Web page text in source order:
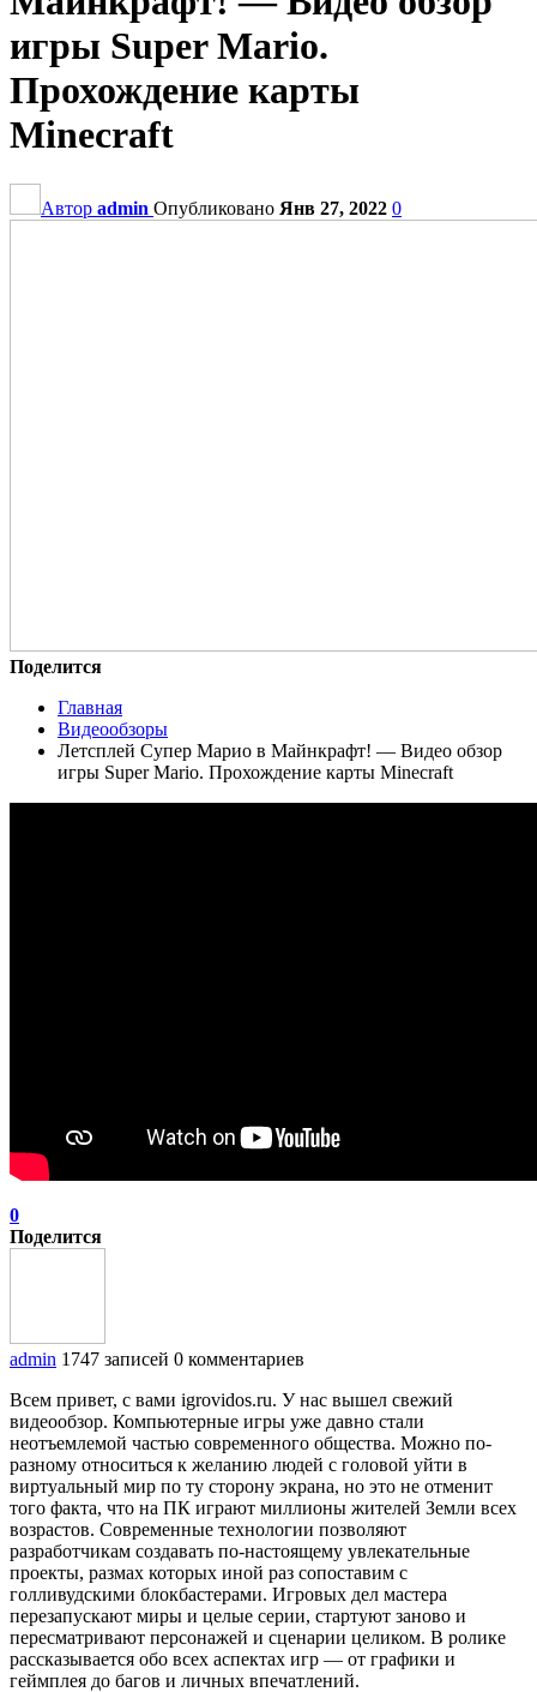
игры Super Mario.
Прохождение карты
Minecraft
Автор admin Опубликовано Янв 27, 2022 0
Поделится
Главная
Видеообзоры
Летсплей Супер Марио в Майнкрафт! — Видео обзор
игры Super Mario. Прохождение карты Minecraft
0
Поделится
admin 1747 записей 0 комментариев
Всем привет, с вами igrovidos.ru. У нас вышел свежий
видеообзор. Компьютерные игры уже давно стали
неотъемлемой частью современного общества. Можно по-
разному относиться к желанию людей с головой уйти в
виртуальный мир по ту сторону экрана, но это не отменит
того факта, что на ПК играют миллионы жителей Земли всех
возрастов. Современные технологии позволяют
разработчикам создавать по-настоящему увлекательные
проекты, размах которых иной раз сопоставим с
голливудскими блокбастерами. Игровых дел мастера
перезапускают миры и целые серии, стартуют заново и
пересматривают персонажей и сценарии целиком. В ролике
рассказывается обо всех аспектах игр — от графики и
геймплея до багов и личных впечатлений.